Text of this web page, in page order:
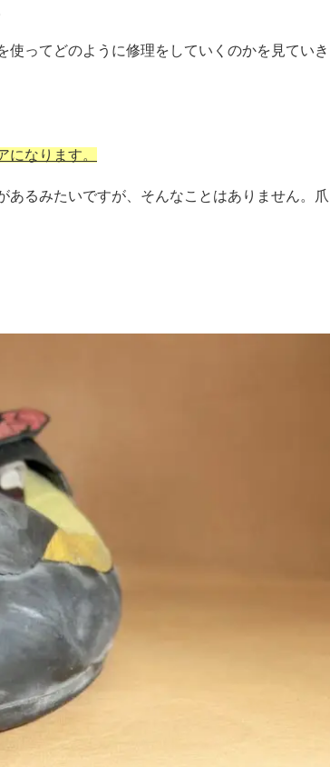
ってどのように修理をしていくのかを見ていき
なります。
るみたいですが、そんなことはありません。爪